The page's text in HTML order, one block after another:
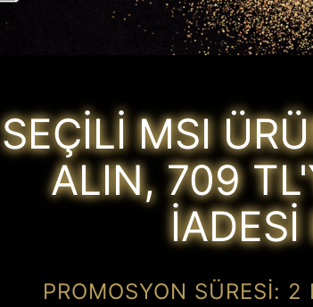
SEÇİLİ MSI
ALIN, 709
PROMOSYON SÜRESI: